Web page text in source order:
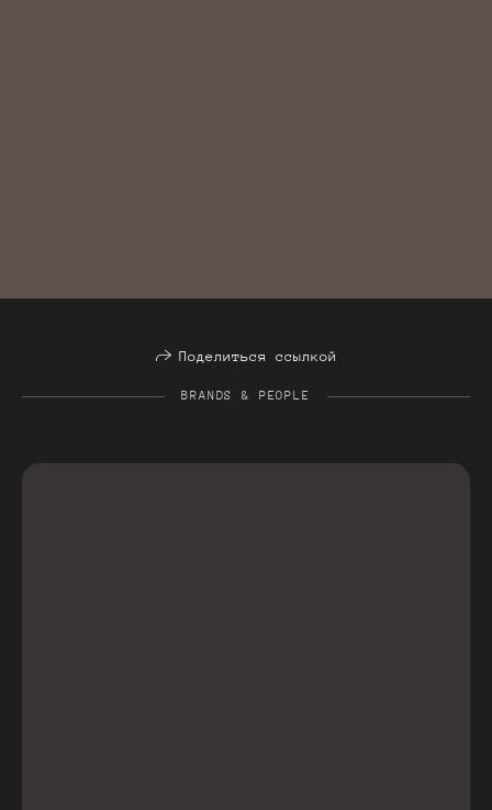
Поделиться ссылкой
BRANDS & PEOPLE